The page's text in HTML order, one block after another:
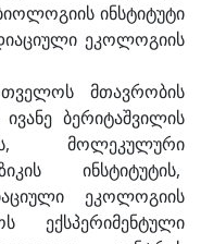
ინსტიტუტი
ეკოლოგიის
მთავრობის
ბერიტაშვილის
მოლეკულური
ინსტიტუტის,
ეკოლოგიის
ექსპერიმენტული